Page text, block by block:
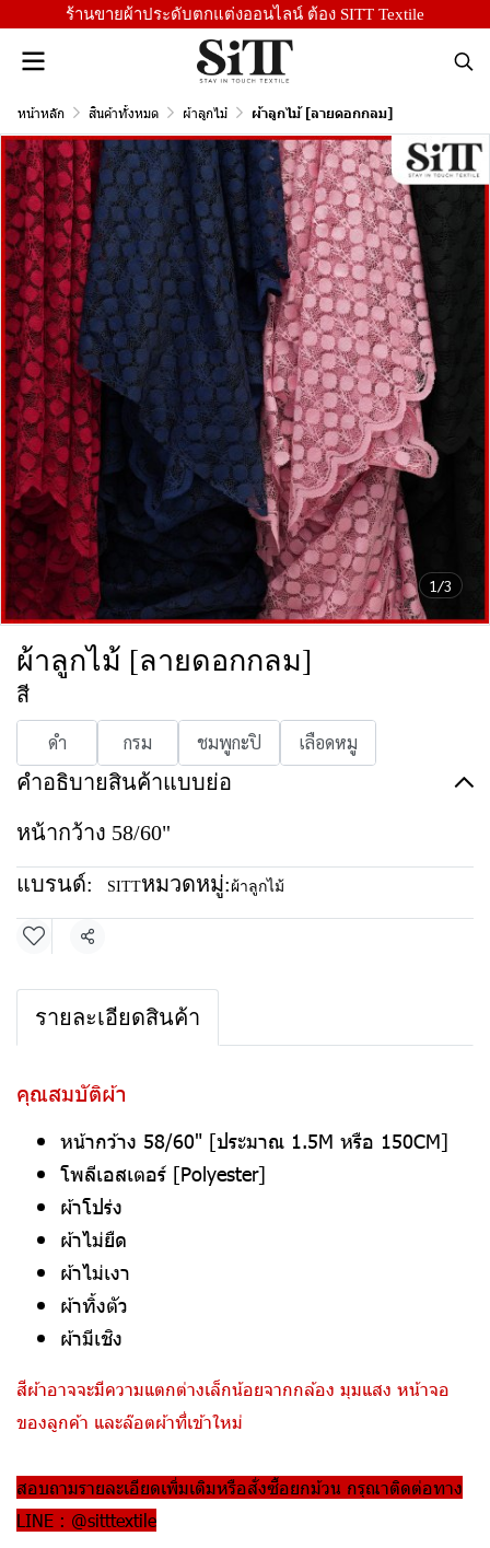
ร้านขายผ้าประดับตกแต่งออนไลน์ ต้อง SITT Textile
หน้าหลัก สินค้าทั้งหมด ผ้าลูกไม้ ผ้าลูกไม้ [ลายดอกกลม]
1/3
ผ้าลูกไม้ [ลายดอกกลม]
สี
ดำ กรม ชมพูกะปิ เลือดหมู
คำอธิบายสินค้าแบบย่อ
หน้ากว้าง 58/60"
แบรนด์: SITTหมวดหมู่: ผ้าลูกไม้
แชร์
รายละเอียดสินค้า
คุณสมบัติผ้า
หน้ากว้าง 58/60" [ประมาณ 1.5M หรือ 150CM]
โพลีเอสเตอร์ [Polyester]
ผ้าโปร่ง
ผ้าไม่ยืด
ผ้าไม่เงา
ผ้าทิ้งตัว
ผ้ามีเชิง
สีผ้าอาจจะมีความแตกต่างเล็กน้อยจากกล้อง มุมแสง หน้าจอ
ของลูกค้า และล๊อตผ้าที่เข้าใหม่
สอบถามรายละเอียดเพิ่มเติมหรือสั่งซื้อยกม้วน กรุณาติดต่อทาง
LINE : @sitttextile